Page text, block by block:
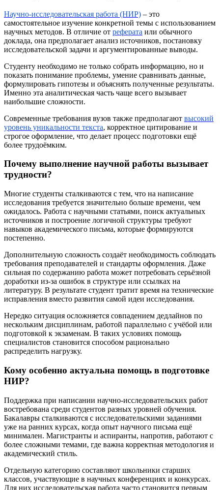
Научно-исследовательская работа (НИР) – это
самостоятельное изучение конкретной темы с использованием
научных методов. В отличие от реферата или обычного
доклада, она предполагает анализ источников, постановку
исследовательской задачи и аргументированные выводы.
Студенту необходимо не только собрать информацию, но и
показать понимание проблемы, умение сравнивать данные,
формулировать гипотезы и объяснять полученные результаты.
Именно эта аналитическая часть чаще всего вызывает
наибольшие сложности.
Современные требования вузов также предполагают высокий
уровень уникальности текста, корректное цитирование и
строгое оформление, что делает процесс подготовки ещё
более трудоёмким.
Почему выполнение научной работы вызывает
трудности?
Многие студенты сталкиваются с тем, что на написание
исследования требуется значительно больше времени, чем
ожидалось. Работа с научными статьями, поиск актуальных
источников и построение логичной структуры требуют
навыков академического письма, которые формируются
постепенно.
Дополнительную сложность создаёт необходимость соблюдать
требования преподавателей и стандарты оформления. Даже
сильная по содержанию работа может потребовать серьёзной
доработки из-за ошибок в структуре или ссылках на
литературу. В результате студент тратит время на технические
исправления вместо развития самой идеи исследования.
Нередко ситуация осложняется совпадением дедлайнов по
нескольким дисциплинам, работой параллельно с учёбой или
подготовкой к экзаменам. В таких условиях помощь
специалистов становится способом рационально
распределить нагрузку.
Кому особенно актуальна помощь в подготовке
НИР?
Поддержка при написании научно-исследовательских работ
востребована среди студентов разных уровней обучения.
Бакалавры сталкиваются с исследовательскими заданиями
уже на ранних курсах, когда опыт научного письма ещё
минимален. Магистранты и аспиранты, напротив, работают с
более сложными темами, где важна корректная методология и
академический стиль.
Отдельную категорию составляют школьники старших
классов, участвующие в научных конференциях и конкурсах.
Для них исследовательская работа часто становится первым